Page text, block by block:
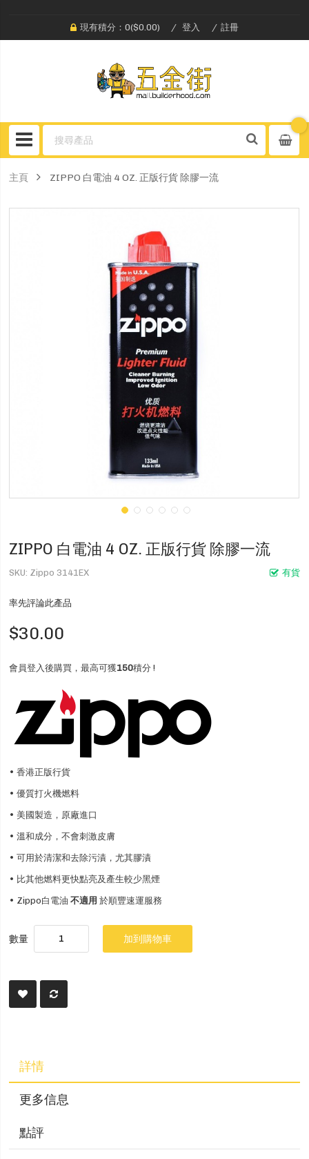
現有積分：0($0.00) 登入 註冊
主頁 ZIPPO 白電油 4 OZ. 正版行貨 除膠一流
ZIPPO 白電油 4 OZ. 正版行貨 除膠一流
有貨
SKU Zippo 3141EX
率先評論此產品
$30.00
會員登入後購買，最高可獲150積分 !
• 香港正版行貨
• 優質打火機燃料
• 美國製造，原廠進口
• 溫和成分，不會刺激皮膚
• 可用於清潔和去除污漬，尤其膠漬
• 比其他燃料更快點亮及產生較少黑煙
• Zippo白電油不適用 於順豐速運服務
數量 加到購物車
詳情
更多信息
點評